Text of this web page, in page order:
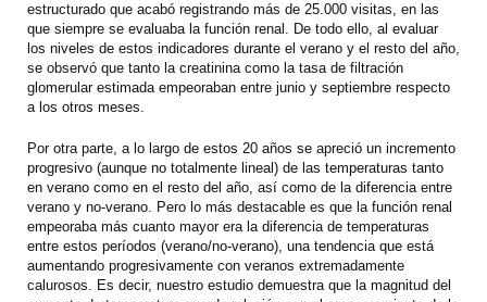
estructurado que acabó registrando más de 25.000 visitas, en las
que siempre se evaluaba la función renal. De todo ello, al evaluar
los niveles de estos indicadores durante el verano y el resto del año,
se observó que tanto la creatinina como la tasa de filtración
glomerular estimada empeoraban entre junio y septiembre respecto
a los otros meses.
Por otra parte, a lo largo de estos 20 años se apreció un incremento
progresivo (aunque no totalmente lineal) de las temperaturas tanto
en verano como en el resto del año, así como de la diferencia entre
verano y no-verano. Pero lo más destacable es que la función renal
empeoraba más cuanto mayor era la diferencia de temperaturas
entre estos períodos (verano/no-verano), una tendencia que está
aumentando progresivamente con veranos extremadamente
calurosos. Es decir, nuestro estudio demuestra que la magnitud del